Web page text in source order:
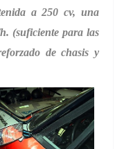
a 250 cv, una
(suficiente para las
de chasis y